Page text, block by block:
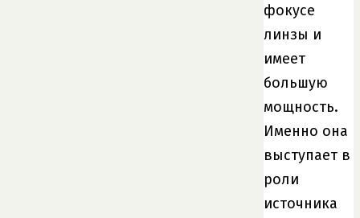
фокусе
линзы и
имеет
большую
мощность.
Именно она
выступает в
роли
источника